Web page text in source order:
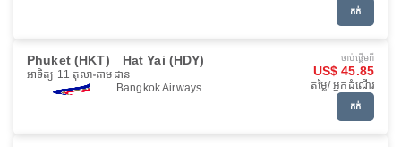
កក់
Phuket (HKT) Hat Yai (HDY)
អាទិត្យ 11 តុលា តាមដាន
Bangkok Airways
ចាប់ផ្ដើមពី
US$ 45.85
តម្លៃ/ អ្នកដំណើរ
កក់